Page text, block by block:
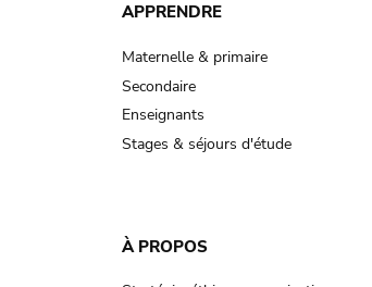
APPRENDRE
Maternelle & primaire
Secondaire
Enseignants
Stages & séjours d'étude
À PROPOS